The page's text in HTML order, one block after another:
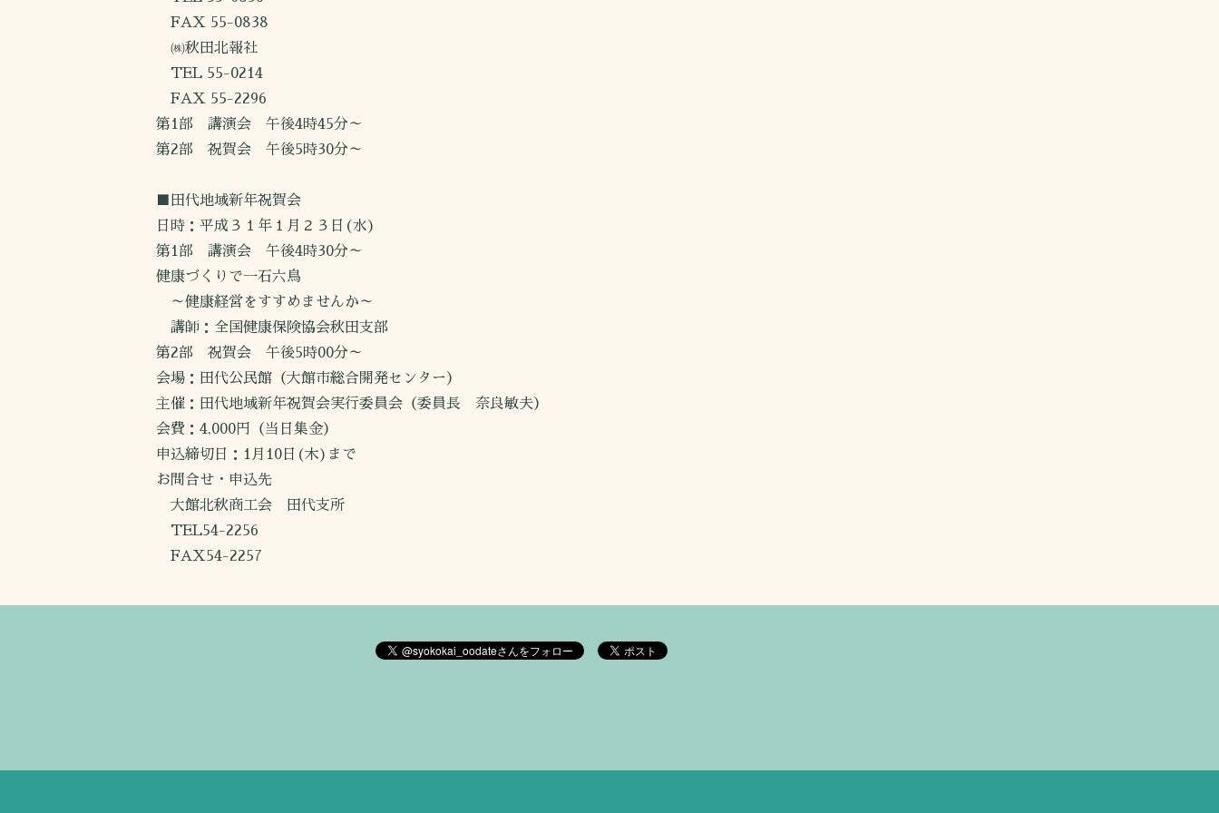
FAX 55-0838
㈱秋田北報社
TEL 55-0214
FAX 55-2296
第1部 講演会 午後4時45分～
第2部 祝賀会 午後5時30分～
■田代地域新年祝賀会
日時：平成３１年１月２３日(水)
第1部 講演会 午後4時30分～
健康づくりで一石六鳥
～健康経営をすすめませんか～
講師：全国健康保険協会秋田支部
第2部 祝賀会 午後5時00分～
会場：田代公民館（大館市総合開発センター）
主催：田代地域新年祝賀会実行委員会（委員長 奈良敏夫）
会費：4,000円（当日集金）
申込締切日：1月10日(木)まで
お問合せ・申込先
大館北秋商工会 田代支所
TEL54-2256
FAX54-2257